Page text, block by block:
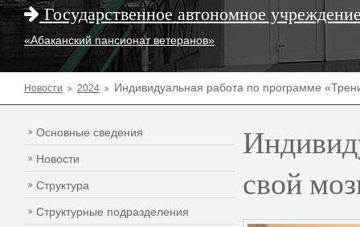
Государственное автономное
«Абаканский пансионат ветеранов»
Новости 2024 Индивидуальная работа по программе
Основные сведения
Новости
Структура
Структурные подразделения
свой